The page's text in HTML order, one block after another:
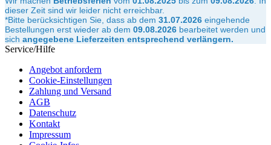
dieser Zeit sind wir leider nicht erreichbar.
*Bitte berücksichtigen Sie, dass ab dem 31.07.2026 eingehende
Bestellungen erst wieder ab dem 09.08.2026 bearbeitet werden und
sich angegebene Lieferzeiten entsprechend verlängern.
Service/Hilfe
Angebot anfordern
Cookie-Einstellungen
Zahlung und Versand
AGB
Datenschutz
Kontakt
Impressum